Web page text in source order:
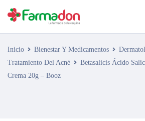
Inicio Bienestar Y Medicamentos
Tratamiento Del Acné
Betasalicis Ácido
Crema 20g – Booz